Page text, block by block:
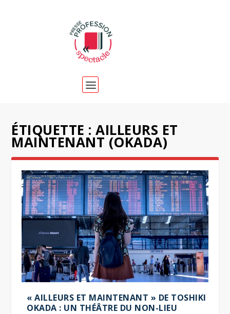
ÉTIQUETTE :AILLEURS ET
MAINTENANT (OKADA)
« AILLEURS ET MAINTENANT » DE TOSHIKI
OKADA : UN THÉÂTRE DU NON-LIEU